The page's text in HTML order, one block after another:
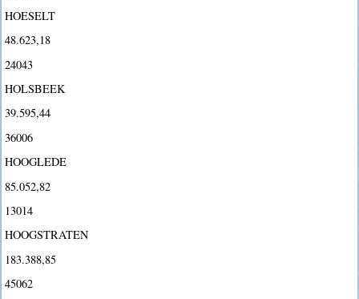
HOESELT
48.623,18
24043
HOLSBEEK
39.595,44
36006
HOOGLEDE
85.052,82
13014
HOOGSTRATEN
183.388,85
45062